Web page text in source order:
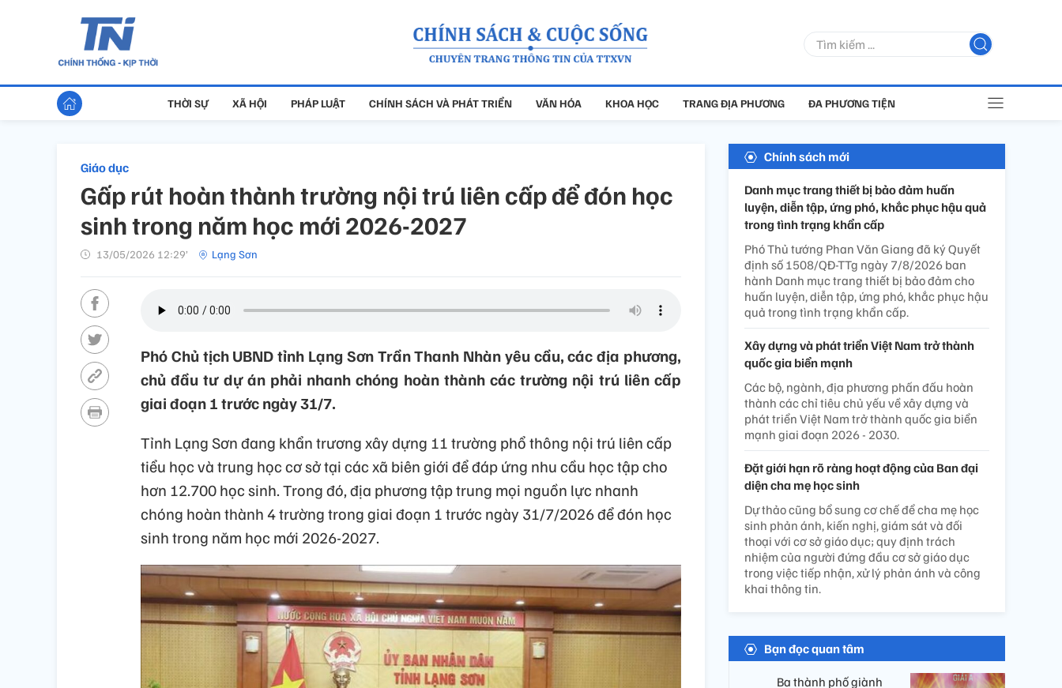
THỜI SỰ XÃ HỘI PHÁP LUẬT CHÍNH SÁCH VÀ PHÁT TRIỂN VĂN HÓA KHOA HỌC TRANG ĐỊA PHƯƠNG ĐA PHƯƠNG TIỆN
Giáo dục
Gấp rút hoàn thành trường nội trú liên cấp để đón học
sinh trong năm học mới 2026-2027
13/05/2026 12:29’ Lạng Sơn
Phó Chủ tịch UBND tỉnh Lạng Sơn Trần Thanh Nhàn yêu cầu, các địa phương,
chủ đầu tư dự án phải nhanh chóng hoàn thành các trường nội trú liên cấp
giai đoạn 1 trước ngày 31/7.
Tỉnh Lạng Sơn đang khẩn trương xây dựng 11 trường phổ thông nội trú liên cấp
tiểu học và trung học cơ sở tại các xã biên giới để đáp ứng nhu cầu học tập cho
hơn 12.700 học sinh. Trong đó, địa phương tập trung mọi nguồn lực nhanh
chóng hoàn thành 4 trường trong giai đoạn 1 trước ngày 31/7/2026 để đón học
sinh trong năm học mới 2026-2027.
Chính sách mới
Danh mục trang thiết bị bảo đảm huấn
luyện, diễn tập, ứng phó, khắc phục hậu quả
trong tình trạng khẩn cấp
Phó Thủ tướng Phan Văn Giang đã ký Quyết
định số 1508/QĐ-TTg ngày 7/8/2026 ban
hành Danh mục trang thiết bị bảo đảm cho
huấn luyện, diễn tập, ứng phó, khắc phục hậu
quả trong tình trạng khẩn cấp.
Xây dựng và phát triển Việt Nam trở thành
quốc gia biển mạnh
Các bộ, ngành, địa phương phấn đấu hoàn
thành các chỉ tiêu chủ yếu về xây dựng và
phát triển Việt Nam trở thành quốc gia biển
mạnh giai đoạn 2026 - 2030.
Đặt giới hạn rõ ràng hoạt động của Ban đại
diện cha mẹ học sinh
Dự thảo cũng bổ sung cơ chế để cha mẹ học
sinh phản ánh, kiến nghị, giám sát và đối
thoại với cơ sở giáo dục; quy định trách
nhiệm của người đứng đầu cơ sở giáo dục
trong việc tiếp nhận, xử lý phản ánh và công
khai thông tin.
Bạn đọc quan tâm
Ba thành phố giành